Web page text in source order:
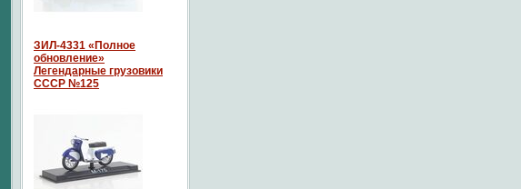
ЗИЛ-4331 «Полное
обновление»
Легендарные грузовики
СССР №125